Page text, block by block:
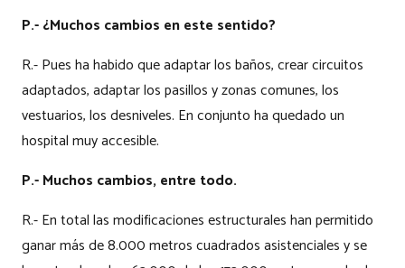
P.- ¿Muchos cambios en este sentido?
R.- Pues ha habido que adaptar los baños, crear circuitos
adaptados, adaptar los pasillos y zonas comunes, los
vestuarios, los desniveles. En conjunto ha quedado un
hospital muy accesible.
P.- Muchos cambios, entre todo.
R.- En total las modificaciones estructurales han permitido
ganar más de 8.000 metros cuadrados asistenciales y se